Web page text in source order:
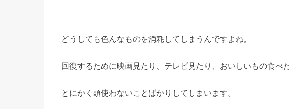
どうしても色んなものを消耗してしまうんですよね。
回復するために映画見たり、テレビ見たり、おいしいもの食べ
とにかく頭使わないことばかりしてしまいます。